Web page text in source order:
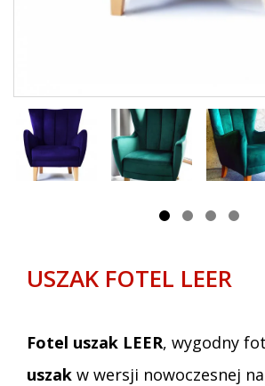
USZAK FOTEL LEER
Fotel uszak LEER, wygodny
uszak w wersji nowoczesnej